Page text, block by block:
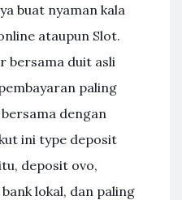
buat nyaman kala
ataupun Slot.
bersama duit asli
paling
dengan
ini type deposit
deposit ovo,
lokal, dan paling